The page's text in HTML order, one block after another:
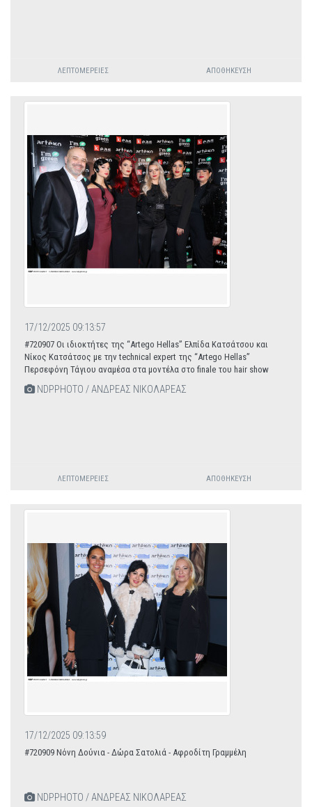
ΛΕΠΤΟΜΈΡΕΙΕΣ ΑΠΟΘΉΚΕΥΣΗ
17/12/2025 09:13:57
#720907 Οι ιδιοκτήτες της “Artego Hellas” Ελπίδα Κατσάτσου και
Νίκος Κατσάτσος με την technical expert της “Artego Hellas”
Περσεφόνη Τάγιου αναμέσα στα μοντέλα στο finale του hair show
NDPPHOTO / ΑΝΔΡΕΑΣ ΝΙΚΟΛΑΡΕΑΣ
ΛΕΠΤΟΜΈΡΕΙΕΣ ΑΠΟΘΉΚΕΥΣΗ
17/12/2025 09:13:59
#720909 Νόνη Δούνια - Δώρα Σατολιά - Αφροδίτη Γραμμέλη
NDPPHOTO / ΑΝΔΡΕΑΣ ΝΙΚΟΛΑΡΕΑΣ